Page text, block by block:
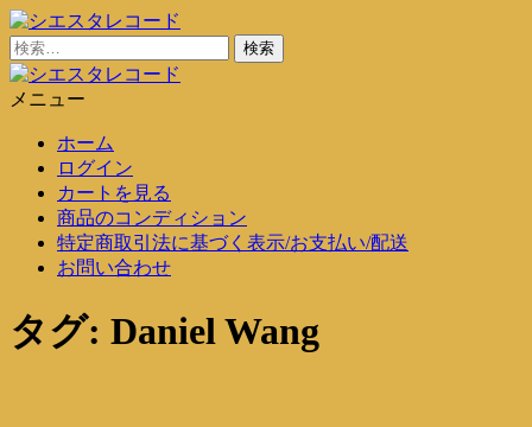
コ
ン
テ
ン
シエスタレコード
中古レコード通販
検
索:
メニュー
ホーム
ログイン
カートを見る
商品のコンディション
特定商取引法に基づく表示/お支払い/配送
お問い合わせ
タグ: Daniel Wang